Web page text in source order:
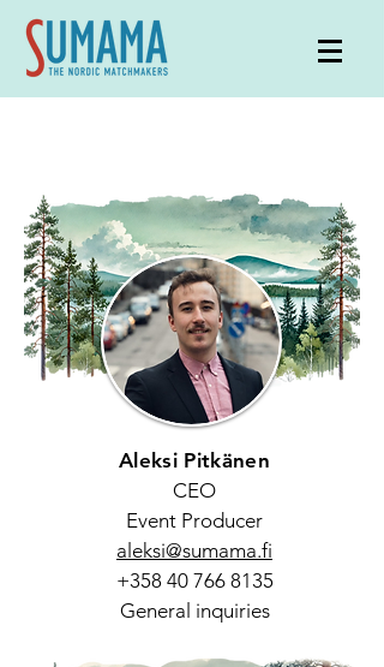
Aleksi Pitkänen
CEO
Event Producer
aleksi@sumama.fi
+358 40 766 8135
General inquiries